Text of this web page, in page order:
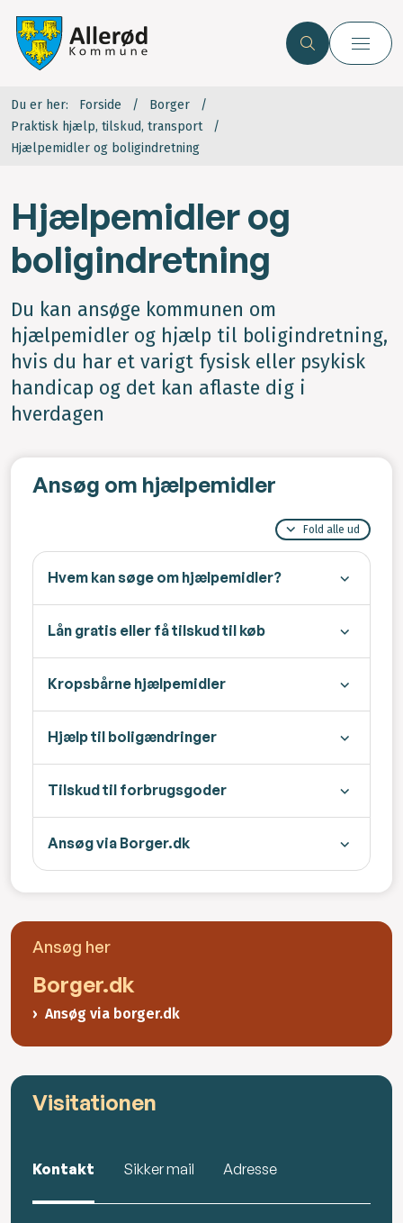
Du er her: Forside
Borger
Praktisk hjælp, tilskud, transport
Hjælpemidler og boligindretning
Hjælpemidler og
boligindretning
Du kan ansøge kommunen om
hjælpemidler og hjælp til boligindretning,
hvis du har et varigt fysisk eller psykisk
handicap og det kan aflaste dig i
hverdagen
Ansøg om hjælpemidler
Fold alle ud
Hvem kan søge om hjælpemidler?
Lån gratis eller få tilskud til køb
Kropsbårne hjælpemidler
Hjælp til boligændringer
Tilskud til forbrugsgoder
Ansøg via Borger.dk
Ansøg her
Borger.dk
Ansøg via borger.dk
Visitationen
Kontakt Sikker mail Adresse